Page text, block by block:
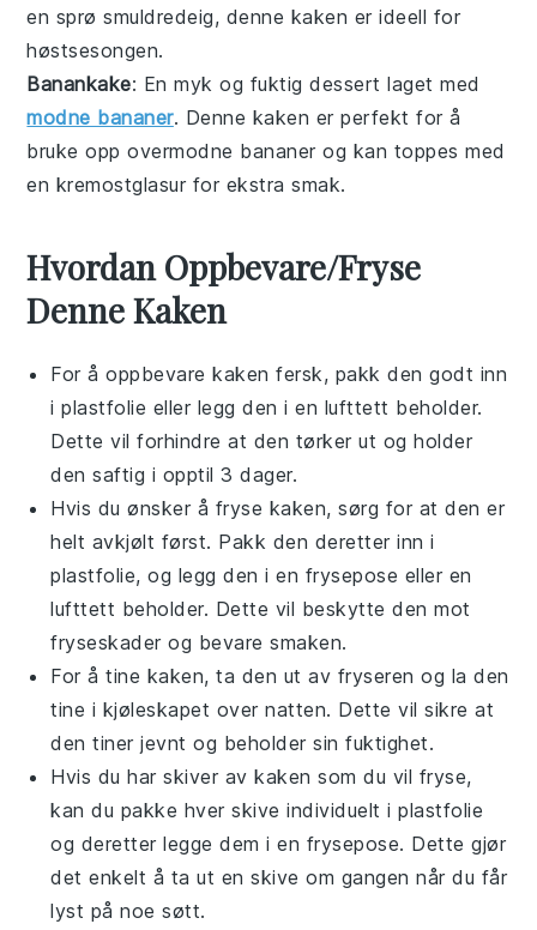
en sprø smuldredeig, denne kaken er ideell for
høstsesongen.
Banankake: En myk og fuktigdessert laget med
modne bananer. Denne kaken er perfekt for å
bruke opp overmodne bananer og kan toppes med
en kremostglasur for ekstra smak.
Hvordan Oppbevare/Fryse
Denne Kaken
For å oppbevarekaken fersk, pakk den godt inn
i plastfolie eller legg den i en lufttett beholder.
Dette vil forhindre at den tørker ut og holder
den saftig i opptil 3 dager.
Hvis du ønsker å fryse kaken, sørg for at den er
helt avkjølt først. Pakk den deretter inn i
plastfolie, og legg den i en frysepose eller en
lufttett beholder. Dette vil beskytte den mot
fryseskader og bevare smaken.
For å tine kaken, ta den ut av fryseren og la den
tine i kjøleskapet over natten. Dette vil sikre at
den tiner jevnt og beholder sin fuktighet.
Hvis du har skiver avkaken som du vil fryse,
kan du pakke hver skive individuelt i plastfolie
og deretter legge dem i en frysepose. Dette gjør
det enkelt å ta ut en skive om gangen når du får
lyst på noe søtt.